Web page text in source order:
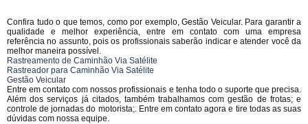
Confira tudo o que temos, como por exemplo, Gestão Veicular. Para garantir a
qualidade e melhor experiência, entre em contato com uma empresa
referência no assunto, pois os profissionais saberão indicar e atender você da
melhor maneira possível.
Rastreamento de Caminhão Via Satélite
Rastreador para Caminhão Via Satélite
Gestão Veicular
Entre em contato com nossos profissionais e tenha todo o suporte que precisa.
Além dos serviços já citados, também trabalhamos com gestão de frotas; e
controle de jornadas do motorista;. Entre em contato agora e tire todas as suas
dúvidas com nossa equipe.